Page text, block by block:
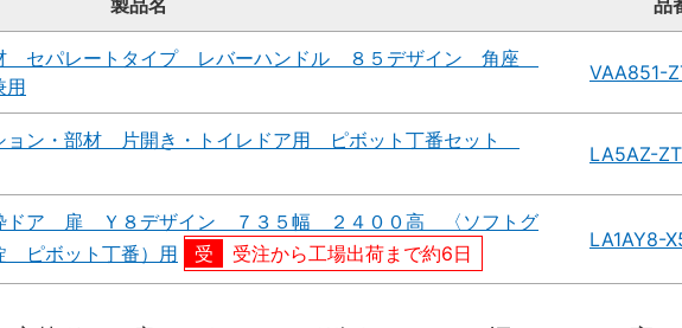
セパレートタイプ レバーハンドル ８５デザイン 角座
用
VAA851-
ン・部材 片開き・トイレドア用 ピボット丁番セット
LA5AZ-
ドア 扉 Ｙ８デザイン ７３５幅 ２４００高 〈ソフトグ
ピボット丁番）用
受注から工場出荷まで約6日
LA1AY8-